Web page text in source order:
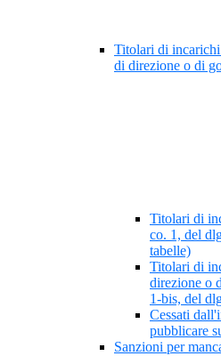
Titolari di
di direzione o di
Titolari di
co. 1, del
tabelle)
Titolari di
direzione o
1-bis, del
Cessati
pubblicare
Sanzioni per